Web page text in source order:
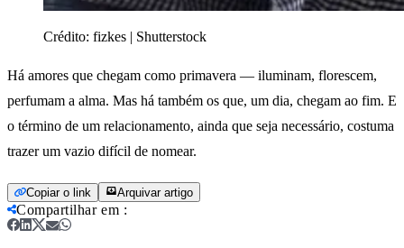
Crédito: fizkes | Shutterstock
Há amores que chegam como primavera — iluminam, florescem,
perfumam a alma. Mas há também os que, um dia, chegam ao fim. E
o término de um relacionamento, ainda que seja necessário, costuma
trazer um vazio difícil de nomear.
Copiar o link Arquivar artigo
Compartilhar em :